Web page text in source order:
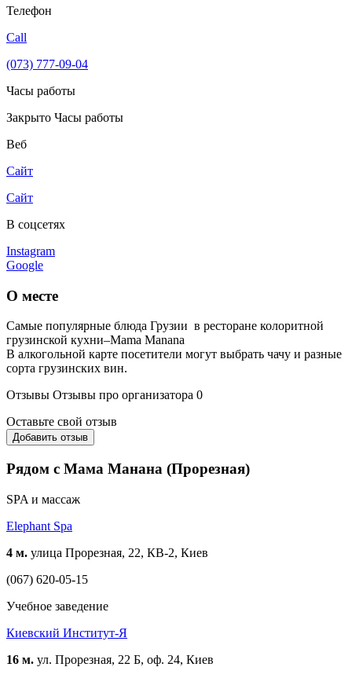
Телефон
Call
(073) 777-09-04
Часы работы
Закрыто Часы работы
Веб
Сайт
Сайт
В соцсетях
Instagram
Google
О месте
Самые популярные блюда Грузии в ресторане колоритной
грузинской кухни–Mama Manana
В алкогольной карте посетители могут выбрать чачу и разные
сорта грузинских вин.
Отзывы Отзывы про организатора 0
Оставьте свой отзыв
Добавить отзыв
Рядом с Мама Манана (Прорезная)
SPA и массаж
Elephant Spa
4 м. улица Прорезная, 22, КВ-2, Киев
(067) 620-05-15
Учебное заведение
Киевский Институт-Я
16 м. ул. Прорезная, 22 Б, оф. 24, Киев